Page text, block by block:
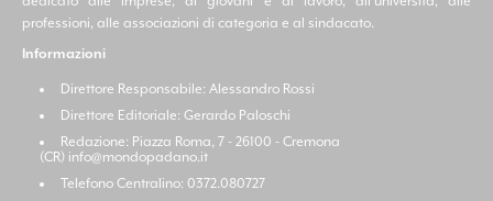
professioni, alle associazioni di categoria e al sindacato.
Informazioni
Direttore Responsabile: Alessandro Rossi
Direttore Editoriale: Gerardo Paloschi
Redazione: Piazza Roma, 7 - 26100 - Cremona
(CR) info@mondopadano.it
Telefono Centralino: 0372.080727